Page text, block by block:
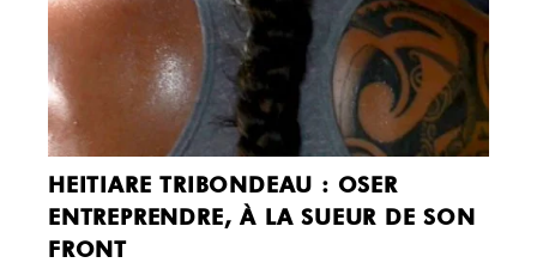
HEITIARE TRIBONDEAU : OSER
ENTREPRENDRE, À LA SUEUR DE SON
FRONT